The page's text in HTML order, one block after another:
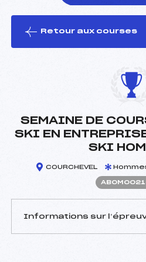
le ski
Retour aux courses
SEMAINE DE
SKI EN
SKI
COURCHEVEL
Informations sur